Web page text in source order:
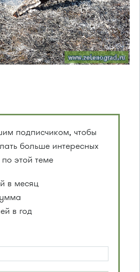
подписчиком, чтобы
больше интересных
этой теме
в месяц
в год